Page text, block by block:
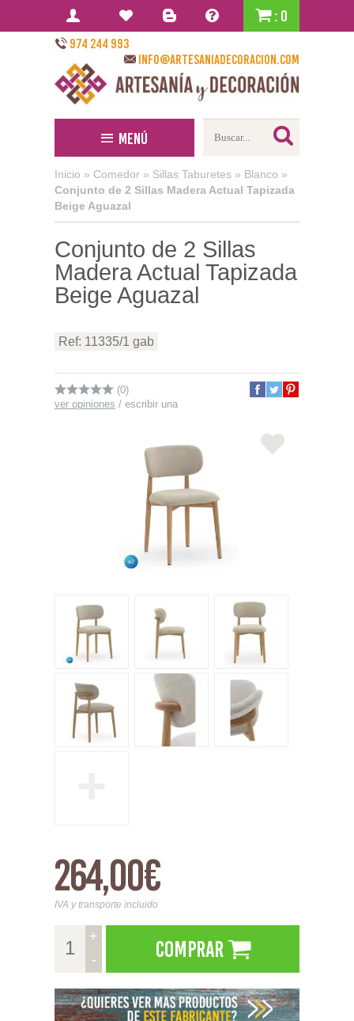
: 0
974 244 993
info@artesaniadecoracion.com
Menú
Inicio » Comedor » Sillas Taburetes » Blanco »
Conjunto de 2 Sillas Madera Actual Tapizada
Beige Aguazal
Conjunto de 2 Sillas
Madera Actual Tapizada
Beige Aguazal
Ref: 11335/1 gab
(0)
ver opiniones / escribir una
264,00€
IVA y transporte incluido
+
-
Comprar